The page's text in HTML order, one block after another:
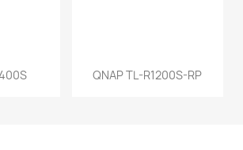
QNAP TL-R1200S-RP